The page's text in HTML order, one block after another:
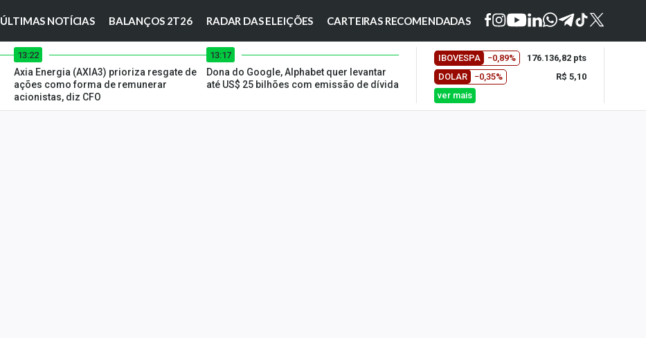
ÚLTIMAS NOTÍCIAS BALANÇOS 2T26 RADAR DAS ELEIÇÕES CARTEIRAS RECOMENDADAS
13:22
Axia Energia (AXIA3) prioriza resgate de
ações como forma de remunerar
acionistas, diz CFO
13:17
Dona do Google, Alphabet quer levantar
até US$ 25 bilhões com emissão de dívida
IBOVESPA −0,89%
176.136,82 pts
DOLAR
−0,35%
R$ 5,10
ver mais